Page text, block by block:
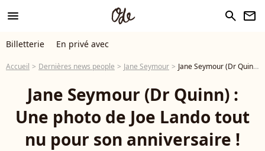
menu search newsletter
Billetterie En privé avec
Accueil Dernières news people Jane Seymour Jane Seymour (Dr Quinn) : Une photo de Joe Lando tout nu pour son anniversaire !
Jane Seymour (Dr Quinn) :
Une photo de Joe Lando tout
nu pour son anniversaire !